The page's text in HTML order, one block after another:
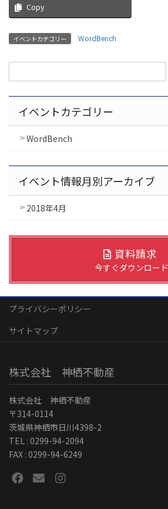
Copy
イベントカテゴリー WordBench
索:
イベントカテゴリー
WordBench
イベント情報月別アーカイブ
2018年4月
資料請求
今すぐダウンロード
プライバシーポリシー
サイトマップ
株式会社 神栖不動産
株式会社 神栖不動産
〒314-0114
茨城県神栖市日川4398-2
TEL : 0299-94-2094
FAX : 0299-94-6249